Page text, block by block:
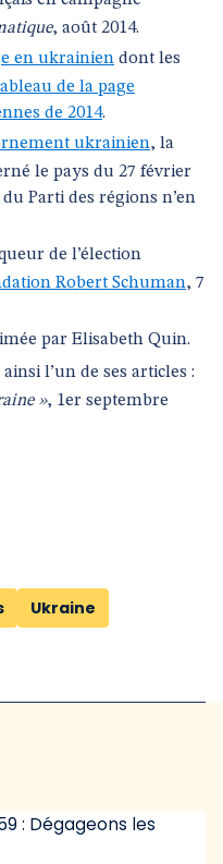
, août 2014.
en ukrainien dont les
de la page
de 2014.
ukrainien, la
le pays du 27 février
Parti des régions n’en
de l’élection
Robert Schuman, 7
par Elisabeth Quin.
l’un de ses articles :
», 1er septembre
Ukraine